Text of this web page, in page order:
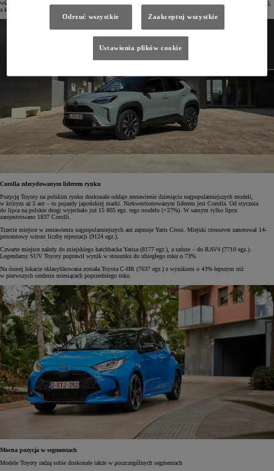
wśród osób prywatnych, jak i firm. Przedsiębiorstwa zarejestrowały w poprzednim miesiącu 5455 aut (+17%),
a klienci indywidualni – 2375 egz. (+22%).
Corolla zdecydowanym liderem rynku
Pozycję Toyoty na polskim rynku doskonale oddaje zestawienie dziesięciu najpopularniejszych modeli,
w którym aż 5 aut – to pojazdy japońskiej marki. Niekwestionowanym liderem jest Corolla. Od stycznia
do lipca na polskie drogi wyjechało już 15 805 egz. tego modelu (+27%). W samym tylko lipcu
zarejestrowano 1837 Corolli.
Trzecie miejsce w zestawieniu najpopularniejszych aut zajmuje Yaris Cross. Miejski crossover zanotował 14-
procentowy wzrost liczby rejestracji (9124 egz.).
Czwarte miejsce należy do miejskiego hatchbacka Yarisa (8177 egz.), a szóste – do RAV4 (7710 egz.).
Legendarny SUV Toyoty poprawił wynik w stosunku do ubiegłego roku o 73%.
Na ósmej lokacie sklasyfikowana została Toyota C-HR (7637 egz.) z wynikiem o 43% lepszym niż
w pierwszych siedmiu miesiącach poprzedniego roku.
Mocna pozycja w segmentach
Modele Toyoty radzą sobie doskonale także w poszczególnych segmentach
Odrzuć wszystkie Zaakceptuj wszystkie
Ustawienia plików cookie